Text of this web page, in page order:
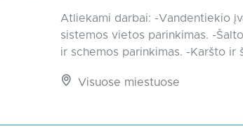
Atliekami darbai: -Vandentiekio
sistemos vietos parinkimas. -
ir schemos parinkimas. -Karšto ir
Visuose miestuose